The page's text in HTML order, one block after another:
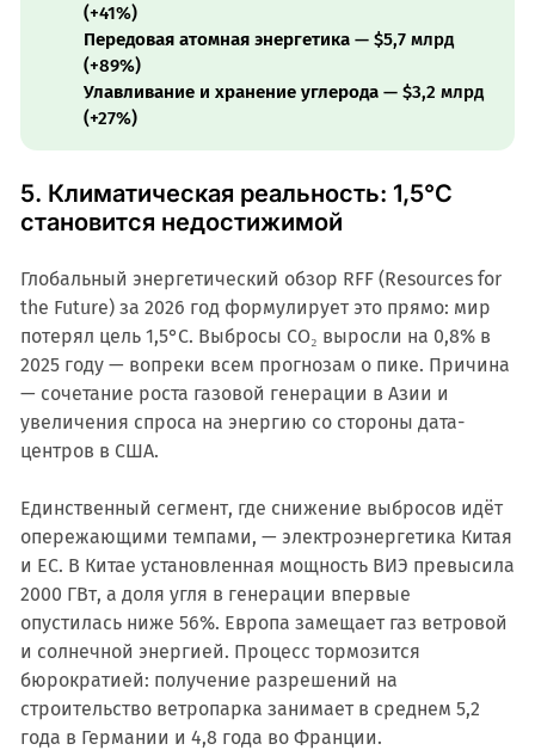
(+41%)
Передовая атомная энергетика— $5,7 млрд
(+89%)
Улавливание и хранение углерода— $3,2 млрд
(+27%)
5. Климатическая реальность: 1,5°C
становится недостижимой
Глобальный энергетический обзор RFF (Resources for
the Future) за 2026 год формулирует это прямо: мир
потерял цель 1,5°C. Выбросы CO₂ выросли на 0,8% в
2025 году — вопреки всем прогнозам о пике. Причина
— сочетание роста газовой генерации в Азии и
увеличения спроса на энергию со стороны дата-
центров в США.
Единственный сегмент, где снижение выбросов идёт
опережающими темпами, — электроэнергетика Китая
и ЕС. В Китае установленная мощность ВИЭ превысила
2000 ГВт, а доля угля в генерации впервые
опустилась ниже 56%. Европа замещает газ ветровой
и солнечной энергией. Процесс тормозится
бюрократией: получение разрешений на
строительство ветропарка занимает в среднем 5,2
года в Германии и 4,8 года во Франции.